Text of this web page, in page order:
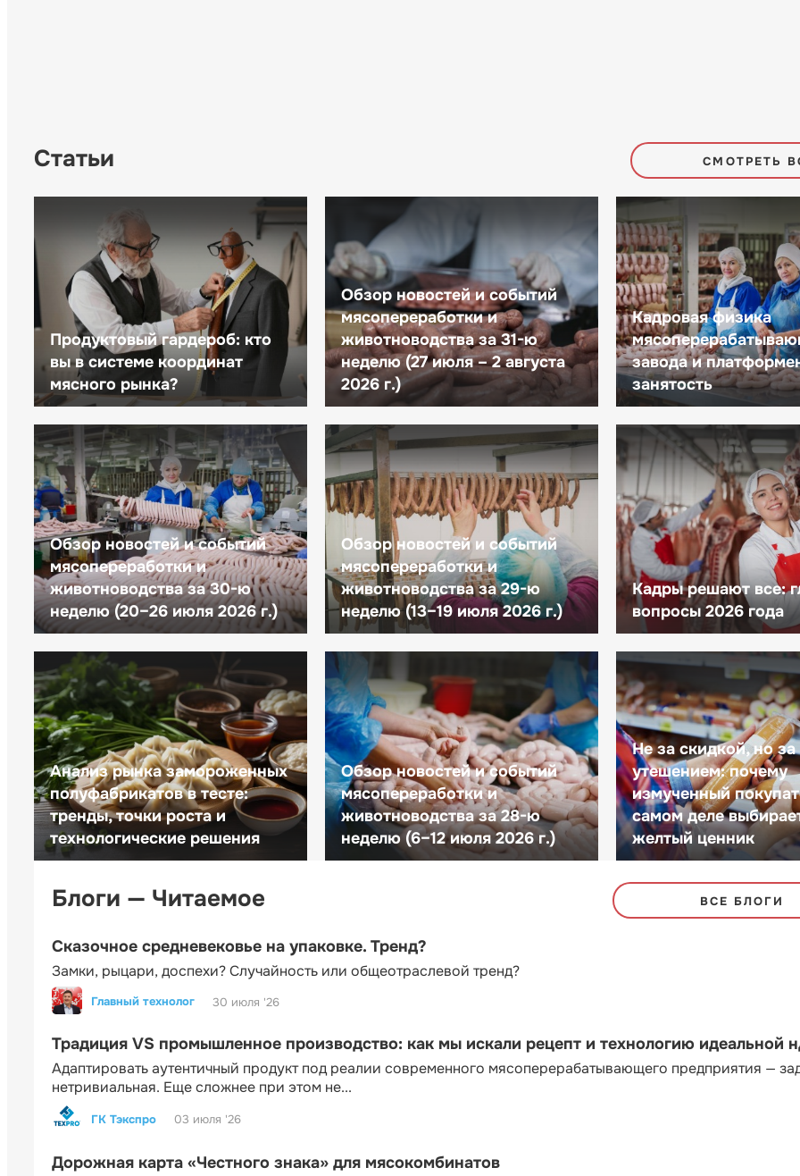
Статьи СМОТРЕТЬ
Продуктовый гардероб: кто
вы в системе координат
мясного рынка?
Обзор новостей и событий
мясопереработки и
животноводства за 31-ю
неделю (27 июля – 2 августа
2026 г.)
Кадровая физика
завода и
занятость
Обзор новостей и событий
мясопереработки и
животноводства за 30-ю
неделю (20–26 июля 2026 г.)
Обзор новостей и событий
мясопереработки и
животноводства за 29-ю
неделю (13–19 июля 2026 г.)
Кадры решают все:
вопросы 2026 года
Анализ рынка замороженных
полуфабрикатов в тесте:
тренды, точки роста и
технологические решения
Обзор новостей и событий
мясопереработки и
животноводства за 28-ю
неделю (6–12 июля 2026 г.)
Не за скидкой, но за
утешением: почему
измученный
самом деле
желтый ценник
Блоги — Читаемое ВСЕ БЛОГИ
Сказочное средневековье на упаковке. Тренд?
Замки, рыцари, доспехи? Случайность или общеотраслевой тренд?
Главный технолог 30 июля '26
Традиция VS промышленное производство: как мы искали рецепт и технологию идеальной
Адаптировать аутентичный продукт под реалии современного мясоперерабатывающего предприятия —
нетривиальная. Еще сложнее при этом не...
ГК Тэкспро 03 июля '26
Дорожная карта «Честного знака» для мясокомбинатов